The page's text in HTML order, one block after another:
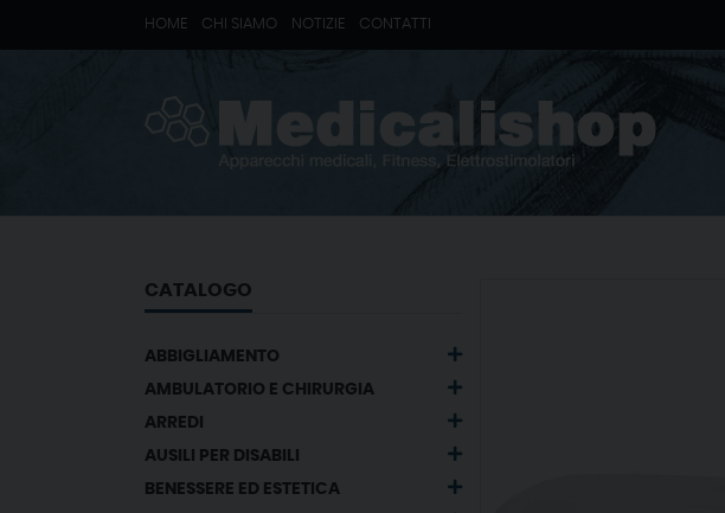
HOME CHI SIAMO NOTIZIE CONTATTI
CATALOGO
ABBIGLIAMENTO
AMBULATORIO E CHIRURGIA
ARREDI
AUSILI PER DISABILI
BENESSERE ED ESTETICA